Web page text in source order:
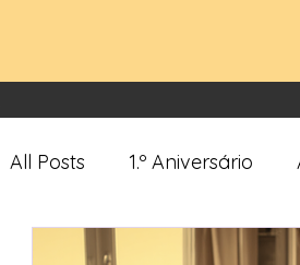
All Posts 1.º Aniversário
Desenvolvimento